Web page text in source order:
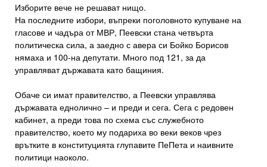
Изборите вече не решават нищо.
На последните избори, въпреки поголовното купуване на
гласове и чадъра от МВР, Пеевски стана четвърта
политическа сила, а заедно с авера си Бойко Борисов
нямаха и 100-на депутати. Много под 121, за да
управляват държавата като бащиния.
Обаче си имат правителство, а Пеевски управлява
държавата еднолично – и преди и сега. Сега с редовен
кабинет, а преди това по схема със служебното
правителство, което му подариха во веки веков чрез
врътките в конституцията глупавите ПеПета и наивните
политици наоколо.